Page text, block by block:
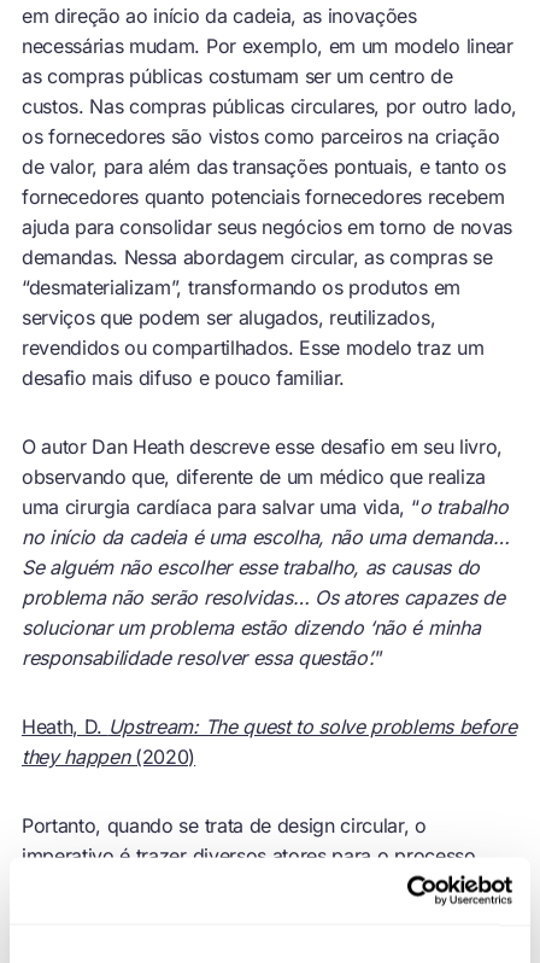
em direção ao início da cadeia, as inovações
necessárias mudam. Por exemplo, em um modelo linear
as compras públicas costumam ser um centro de
custos. Nas compras públicas circulares, por outro lado,
os fornecedores são vistos como parceiros na criação
de valor, para além das transações pontuais, e tanto os
fornecedores quanto potenciais fornecedores recebem
ajuda para consolidar seus negócios em torno de novas
demandas. Nessa abordagem circular, as compras se
“desmaterializam”, transformando os produtos em
serviços que podem ser alugados, reutilizados,
revendidos ou compartilhados. Esse modelo traz um
desafio mais difuso e pouco familiar.
O autor Dan Heath descreve esse desafio em seu livro,
observando que, diferente de um médico que realiza
uma cirurgia cardíaca para salvar uma vida, “o trabalho
no início da cadeia é uma escolha, não uma demanda…
Se alguém não escolher esse trabalho, as causas do
problema não serão resolvidas… Os atores capazes de
solucionar um problema estão dizendo ‘não é minha
responsabilidade resolver essa questão’.”
Heath, D. Upstream: The quest to solve problems before
they happen (2020)
Portanto, quando se trata de design circular, o
imperativo é trazer diversos atores para o processo,
permitir que usem seus pontos fortes em prol da